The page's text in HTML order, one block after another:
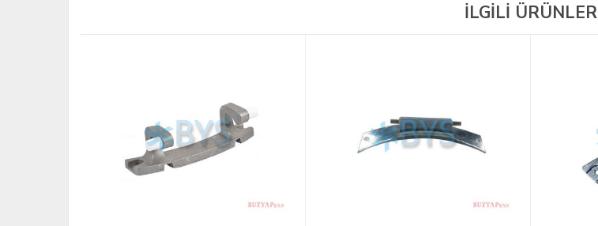
İLGİLİ ÜRÜNLER